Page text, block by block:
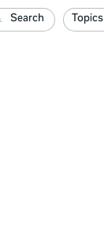
Search Topics